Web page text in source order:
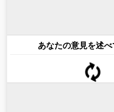
あなたの意見を述